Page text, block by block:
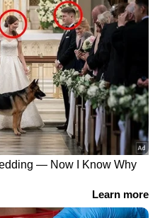
ഇത് മണപ്പാട്
ഇതിൽ
ലംഘനം
സിബിഐ
വിജിലൻസ്
സ്പീക്കറുടെ
യാത്ര
ശുപാർശ നൽകി.